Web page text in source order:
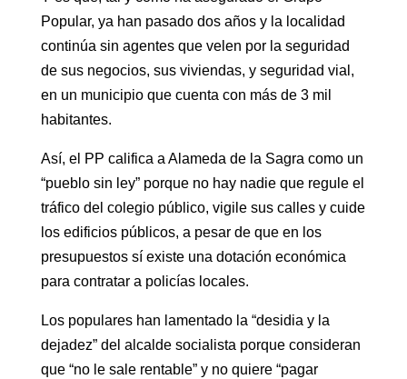
Popular, ya han pasado dos años y la localidad
continúa sin agentes que velen por la seguridad
de sus negocios, sus viviendas, y seguridad vial,
en un municipio que cuenta con más de 3 mil
habitantes.
Así, el PP califica a Alameda de la Sagra como un
“pueblo sin ley” porque no hay nadie que regule el
tráfico del colegio público, vigile sus calles y cuide
los edificios públicos, a pesar de que en los
presupuestos sí existe una dotación económica
para contratar a policías locales.
Los populares han lamentado la “desidia y la
dejadez” del alcalde socialista porque consideran
que “no le sale rentable” y no quiere “pagar